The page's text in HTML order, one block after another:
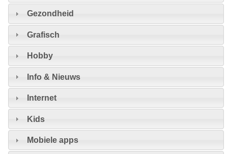
Gezondheid
Grafisch
Hobby
Info & Nieuws
Internet
Kids
Mobiele apps